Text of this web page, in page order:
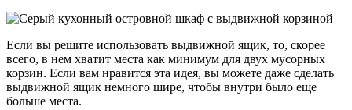
Если вы решите использовать выдвижной ящик, то, скорее
всего, в нем хватит места как минимум для двух мусорных
корзин. Если вам нравится эта идея, вы можете даже сделать
выдвижной ящик немного шире, чтобы внутри было еще
больше места.